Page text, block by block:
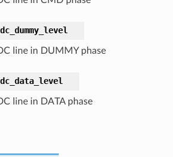
dc_dummy_level
line in DUMMY phase
dc_data_level
line in DATA phase